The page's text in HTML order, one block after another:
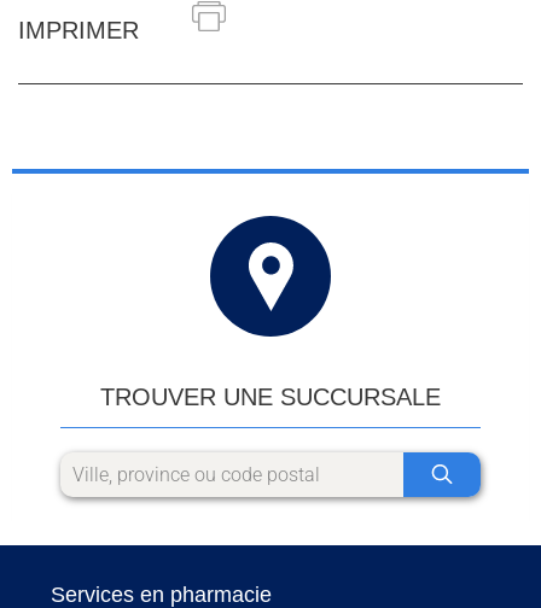
IMPRIMER
TROUVER UNE SUCCURSALE
Services en pharmacie